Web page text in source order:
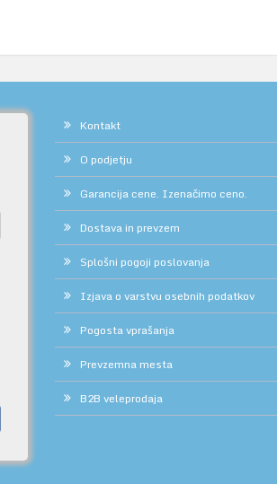
Kontakt
O podjetju
Garancija cene. Izenačimo ceno.
Dostava in prevzem
Splošni pogoji poslovanja
Izjava o varstvu osebnih podatkov
Pogosta vprašanja
Prevzemna mesta
B2B veleprodaja